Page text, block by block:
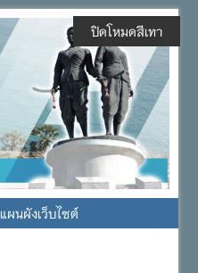
แผนผังเว็บไซต์
ปิดโหมดสีเทา